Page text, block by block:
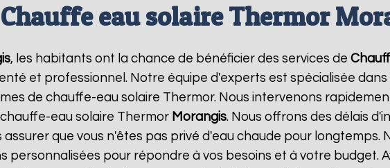
Chauffe eau solaire Thermor
, les habitants ont la chance de bénéficier des services de
et professionnel. Notre équipe d'experts est spécialisée
de chauffe-eau solaire Thermor. Nous intervenons
eau solaire Thermor Morangis. Nous offrons des délais
assurer que vous n'êtes pas privé d'eau chaude pour
personnalisées pour répondre à vos besoins et à votre budget.